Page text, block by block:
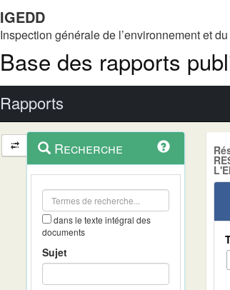
IGEDD
Inspection générale de l’environnement et
Base des rapports
Rapports
Navigation
et
outils
contextuel
Recherche
dans le texte intégral des
documents
Sujet